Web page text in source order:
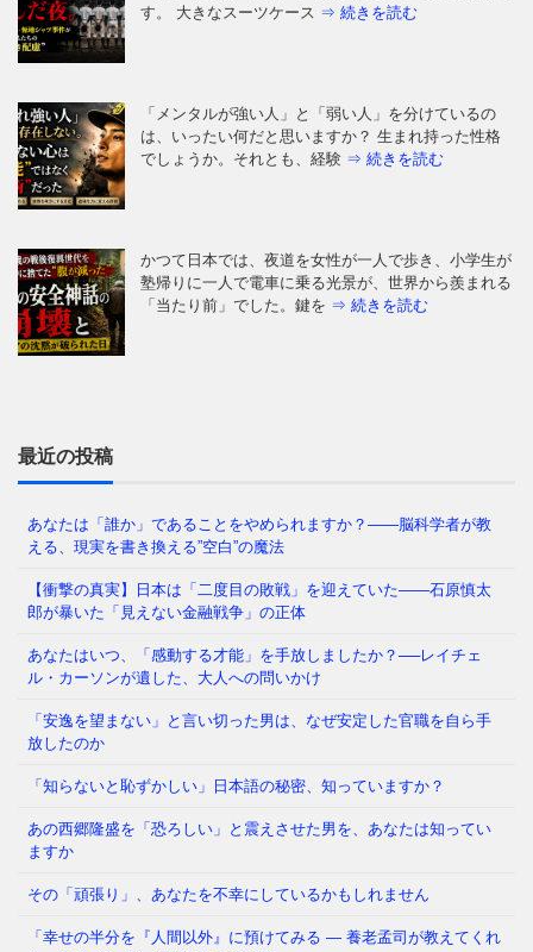
す。 大きなスーツケース ⇒ 続きを読む
「メンタルが強い人」と「弱い人」を分けているの
は、いったい何だと思いますか？ 生まれ持った性格
でしょうか。それとも、経験 ⇒ 続きを読む
かつて日本では、夜道を女性が一人で歩き、小学生が
塾帰りに一人で電車に乗る光景が、世界から羨まれる
「当たり前」でした。鍵を ⇒ 続きを読む
今の日本を覆う重苦しい閉塞感。「この国はもうダメ
字を見れば、私たちは依然⇒ 続きを読む
がっています。 議員たちの「海外視察」——その名
ま避難所に駆け込んだとし⇒ 続きを読む
最近の投稿
あなたは「誰か」であることをやめられますか？——脳科学者が教
える、現実を書き換える”空白”の魔法
【衝撃の真実】日本は「二度目の敗戦」を迎えていた――石原慎太
郎が暴いた「見えない金融戦争」の正体
あなたはいつ、「感動する才能」を手放しましたか？──レイチェ
ル・カーソンが遺した、大人への問いかけ
「安逸を望まない」と言い切った男は、なぜ安定した官職を自ら手
放したのか
「知らないと恥ずかしい」日本語の秘密、知っていますか？
あの西郷隆盛を「恐ろしい」と震えさせた男を、あなたは知ってい
ますか
その「頑張り」、あなたを不幸にしているかもしれません
「幸せの半分を『人間以外』に預けてみる ― 養老孟司が教えてくれ